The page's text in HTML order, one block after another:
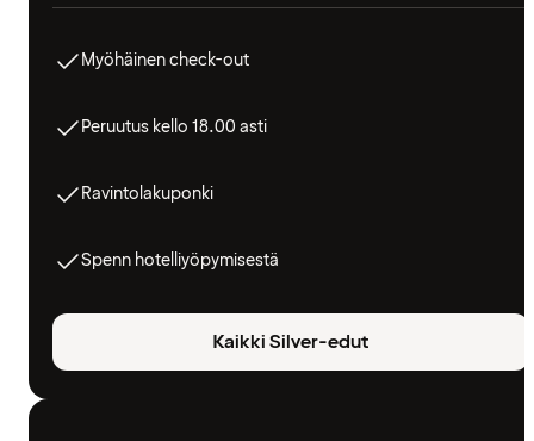
Myöhäinen check-out
Peruutus kello 18.00 asti
Ravintolakuponki
Spenn hotelliyöpymisestä
Kaikki Silver-edut